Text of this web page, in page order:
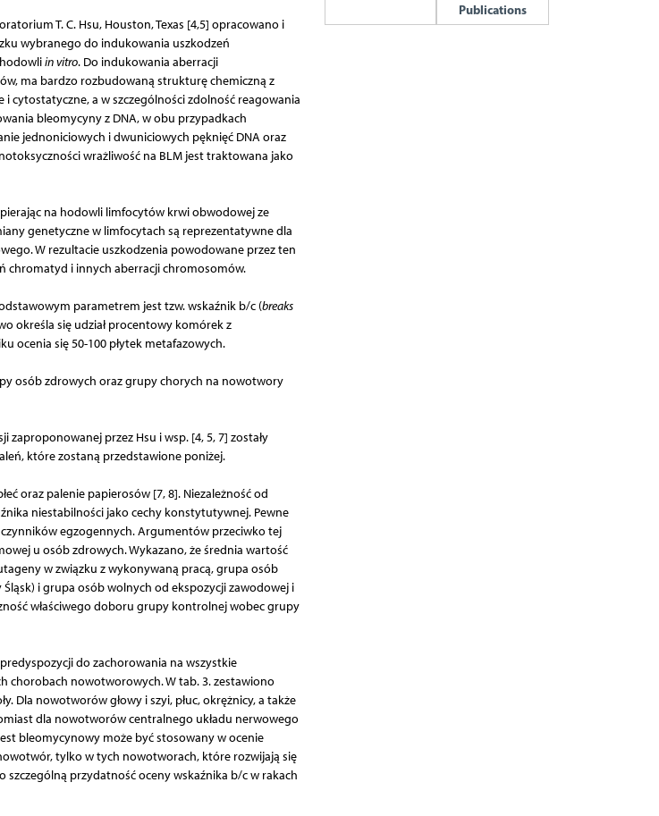
T. C. Hsu, Houston, Texas [4,5] opracowano i
wybranego do indukowania uszkodzeń
in vitro. Do indukowania aberracji
ma bardzo rozbudowaną strukturę chemiczną z
cytostatyczne, a w szczególności zdolność reagowania
bleomycyny z DNA, w obu przypadkach
jednoniciowych i dwuniciowych pęknięć DNA oraz
wrażliwość na BLM jest traktowana jako
na hodowli limfocytów krwi obwodowej ze
genetyczne w limfocytach są reprezentatywne dla
W rezultacie uszkodzenia powodowane przez ten
chromatyd i innych aberracji chromosomów.
parametrem jest tzw. wskaźnik b/c (breaks
określa się udział procentowy komórek z
ocenia się 50-100 płytek metafazowych.
osób zdrowych oraz grupy chorych na nowotwory
przez Hsu i wsp. [4, 5, 7] zostały
które zostaną przedstawione poniżej.
oraz palenie papierosów [7, 8]. Niezależność od
niestabilności jako cechy konstytutywnej. Pewne
egzogennych. Argumentów przeciwko tej
u osób zdrowych. Wykazano, że średnia wartość
w związku z wykonywaną pracą, grupa osób
i grupa osób wolnych od ekspozycji zawodowej i
właściwego doboru grupy kontrolnej wobec grupy
do zachorowania na wszystkie
chorobach nowotworowych. W tab. 3. zestawiono
Dla nowotworów głowy i szyi, płuc, okrężnicy, a także
dla nowotworów centralnego układu nerwowego
bleomycynowy może być stosowany w ocenie
tylko w tych nowotworach, które rozwijają się
przydatność oceny wskaźnika b/c w rakach
Publications